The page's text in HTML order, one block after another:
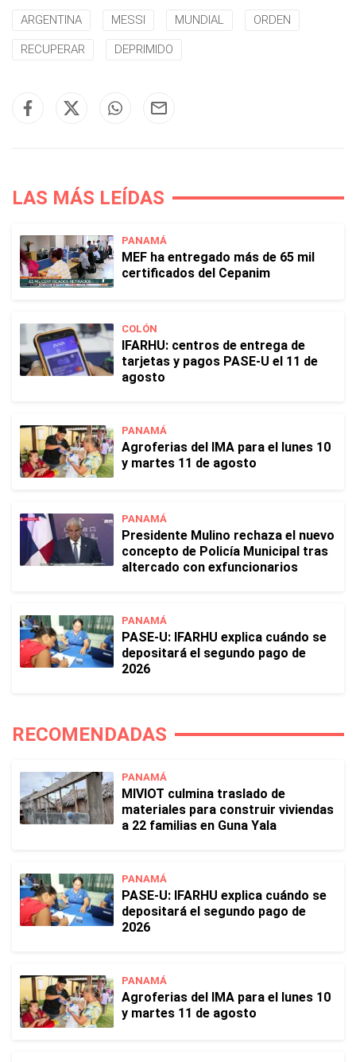
ARGENTINA MESSI MUNDIAL ORDEN
RECUPERAR DEPRIMIDO
LAS MÁS LEÍDAS
PANAMÁ
MEF ha entregado más de 65 mil
certificados del Cepanim
COLÓN
IFARHU: centros de entrega de
tarjetas y pagos PASE-U el 11 de
agosto
PANAMÁ
Agroferias del IMA para el lunes 10
y martes 11 de agosto
PANAMÁ
Presidente Mulino rechaza el nuevo
concepto de Policía Municipal tras
altercado con exfuncionarios
PANAMÁ
PASE-U: IFARHU explica cuándo se
depositará el segundo pago de
2026
RECOMENDADAS
PANAMÁ
MIVIOT culmina traslado de
materiales para construir viviendas
a 22 familias en Guna Yala
PANAMÁ
PASE-U: IFARHU explica cuándo se
depositará el segundo pago de
2026
PANAMÁ
Agroferias del IMA para el lunes 10
y martes 11 de agosto